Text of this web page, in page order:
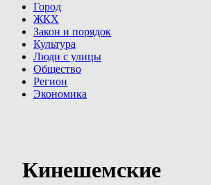
Город
ЖКХ
Закон и порядок
Культура
Люди с улицы
Общество
Регион
Экономика
Кинешемские